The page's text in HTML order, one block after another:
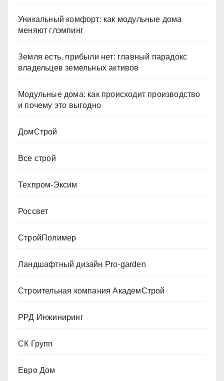
Уникальный комфорт: как модульные дома
меняют глэмпинг
Земля есть, прибыли нет: главный парадокс
владельцев земельных активов
Модульные дома: как происходит производство
и почему это выгодно
ДомСтрой
Все строй
Техпром-Эксим
Россвет
СтройПолимер
Ландшафтный дизайн Pro-garden
Строительная компания АкадемСтрой
РРД Инжиниринг
СК Групп
Евро Дом